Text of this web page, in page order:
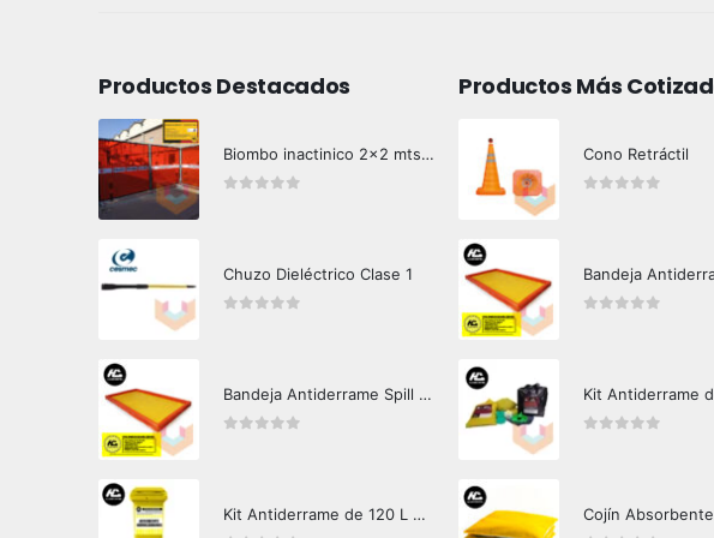
Productos Destacados
Biombo inactinico 2x2 mts Hazard Control
Chuzo Dieléctrico Clase 1
Bandeja Antiderrame Spill Barrier 346 litros Certificada
Kit Antiderrame de 120 L Hazard Control (Hidrocarburos - Biodegradable)
Productos Más
Cono Retráctil